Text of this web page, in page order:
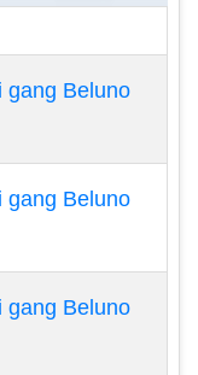
Beluno
Beluno
Beluno